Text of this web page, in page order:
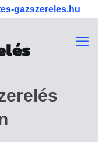
gazszereles.hu